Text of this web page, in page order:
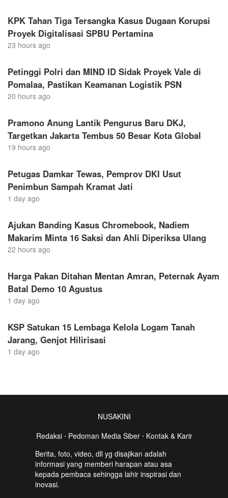
KPK Tahan Tiga Tersangka Kasus Dugaan Korupsi
Proyek Digitalisasi SPBU Pertamina
23 hours ago
Petinggi Polri dan MIND ID Sidak Proyek Vale di
Pomalaa, Pastikan Keamanan Logistik PSN
20 hours ago
Pramono Anung Lantik Pengurus Baru DKJ,
Targetkan Jakarta Tembus 50 Besar Kota Global
19 hours ago
Petugas Damkar Tewas, Pemprov DKI Usut
Penimbun Sampah Kramat Jati
1 day ago
Ajukan Banding Kasus Chromebook, Nadiem
Makarim Minta 16 Saksi dan Ahli Diperiksa Ulang
22 hours ago
Harga Pakan Ditahan Mentan Amran, Peternak Ayam
Batal Demo 10 Agustus
1 day ago
KSP Satukan 15 Lembaga Kelola Logam Tanah
Jarang, Genjot Hilirisasi
1 day ago
NUSAKINI
Redaksi⋅ Pedoman Media Siber⋅ Kontak & Karir
Berita, foto, video, dll yg disajikan adalah
informasi yang memberi harapan atau asa
kepada pembaca sehingga lahir inspirasi dan
inovasi.